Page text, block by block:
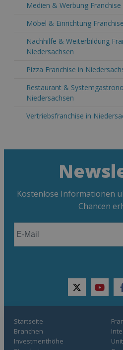
Medien & Werbung
Möbel & Einrichtung
Nachhilfe & Weiterbildung
Niedersachsen
Pizza Franchise in
Restaurant &
Niedersachsen
Vertriebsfranchise in
Kostenlose Informationen
Chancen
twitter
Startseite
Branchen
Investmenthöhe